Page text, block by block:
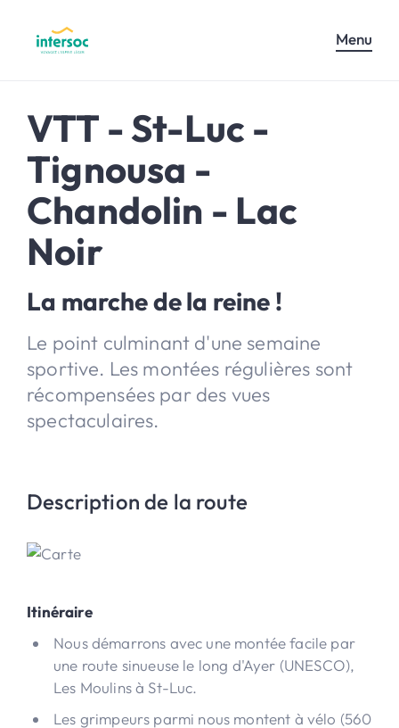
Menu
VTT - St-Luc -
Tignousa -
Chandolin - Lac
Noir
La marche de la reine !
Le point culminant d'une semaine
sportive. Les montées régulières sont
récompensées par des vues
spectaculaires.
Description de la route
Itinéraire
Nous démarrons avec une montée facile par
une route sinueuse le long d'Ayer (UNESCO),
Les Moulins à St-Luc.
Les grimpeurs parmi nous montent à vélo (560